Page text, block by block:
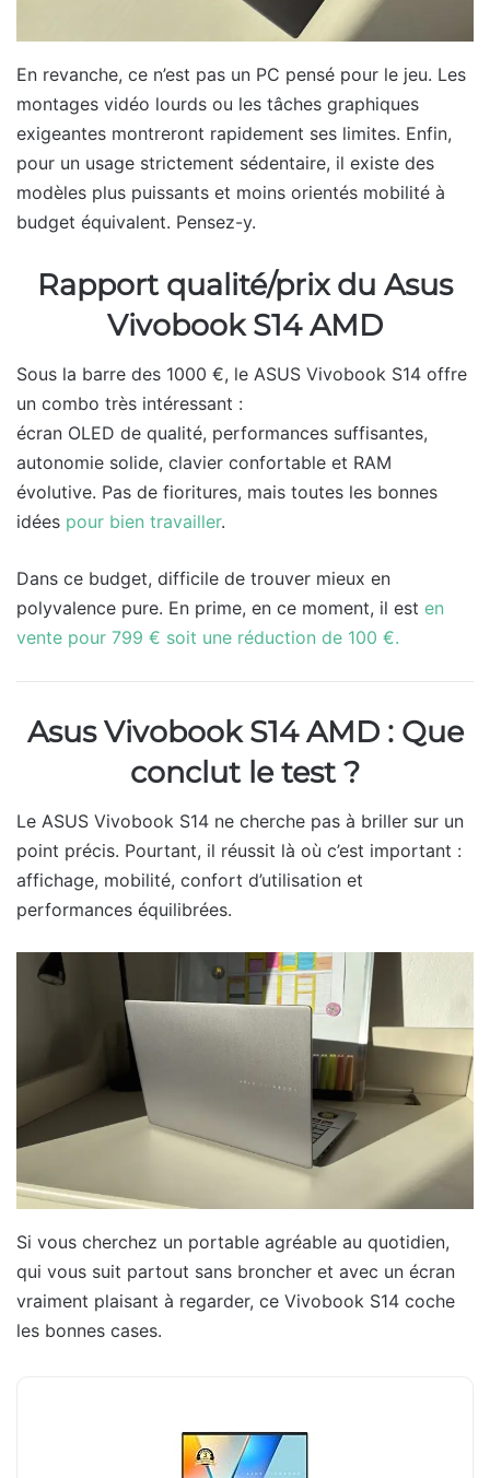
En revanche, ce n’est pas un PC pensé pour le jeu. Les
montages vidéo lourds ou les tâches graphiques
exigeantes montreront rapidement ses limites. Enfin,
pour un usage strictement sédentaire, il existe des
modèles plus puissants et moins orientés mobilité à
budget équivalent. Pensez-y.
Rapport qualité/prix du Asus
Vivobook S14 AMD
Sous la barre des 1000 €, le ASUS Vivobook S14 offre
un combo très intéressant :
écran OLED de qualité, performances suffisantes,
autonomie solide, clavier confortable et RAM
évolutive. Pas de fioritures, mais toutes les bonnes
idées pour bien travailler.
Dans ce budget, difficile de trouver mieux en
polyvalence pure. En prime, en ce moment, il est en
vente pour 799 € soit une réduction de 100 €.
Asus Vivobook S14 AMD : Que
conclut le test ?
Le ASUS Vivobook S14 ne cherche pas à briller sur un
point précis. Pourtant, il réussit là où c’est important :
affichage, mobilité, confort d’utilisation et
performances équilibrées.
Si vous cherchez un portable agréable au quotidien,
qui vous suit partout sans broncher et avec un écran
vraiment plaisant à regarder, ce Vivobook S14 coche
les bonnes cases.